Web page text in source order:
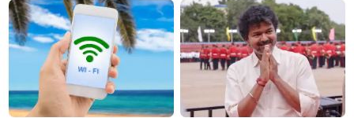
அரங்கேற்றுகிறார் முதலமைச்சர் -
திமுக ஐடி விங்..!!